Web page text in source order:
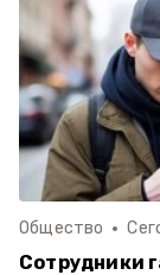
Общество
Сотрудники